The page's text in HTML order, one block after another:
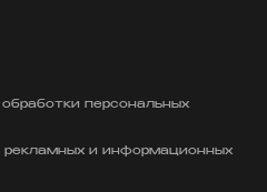
персональных
рекламных и информационных